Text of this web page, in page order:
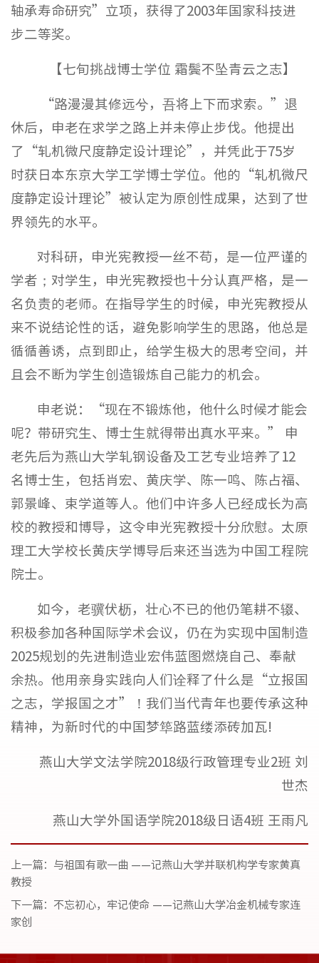
轴承寿命研究”立项，获得了2003年国家科技进
步二等奖。
【七旬挑战博士学位 霜鬓不坠青云之志】
“路漫漫其修远兮，吾将上下而求索。”退
休后，申老在求学之路上并未停止步伐。他提出
了“轧机微尺度静定设计理论”，并凭此于75岁
时获日本东京大学工学博士学位。他的“轧机微尺
度静定设计理论”被认定为原创性成果，达到了世
界领先的水平。
对科研，申光宪教授一丝不苟，是一位严谨的
学者；对学生，申光宪教授也十分认真严格，是一
名负责的老师。在指导学生的时候，申光宪教授从
来不说结论性的话，避免影响学生的思路，他总是
循循善诱，点到即止，给学生极大的思考空间，并
且会不断为学生创造锻炼自己能力的机会。
申老说：“现在不锻炼他，他什么时候才能会
呢？带研究生、博士生就得带出真水平来。” 申
老先后为燕山大学轧钢设备及工艺专业培养了12
名博士生，包括肖宏、黄庆学、陈一鸣、陈占福、
郭景峰、束学道等人。他们中许多人已经成长为高
校的教授和博导，这令申光宪教授十分欣慰。太原
理工大学校长黄庆学博导后来还当选为中国工程院
院士。
如今，老骥伏枥，壮心不已的他仍笔耕不辍、
积极参加各种国际学术会议，仍在为实现中国制造
2025规划的先进制造业宏伟蓝图燃烧自己、奉献
余热。他用亲身实践向人们诠释了什么是“立报国
之志，学报国之才”！我们当代青年也要传承这种
精神，为新时代的中国梦筚路蓝缕添砖加瓦!
燕山大学文法学院2018级行政管理专业2班 刘
世杰
燕山大学外国语学院2018级日语4班 王雨凡
上一篇： 与祖国有歌一曲 ——记燕山大学并联机构学专家黄真
教授
下一篇： 不忘初心，牢记使命 ——记燕山大学冶金机械专家连
家创